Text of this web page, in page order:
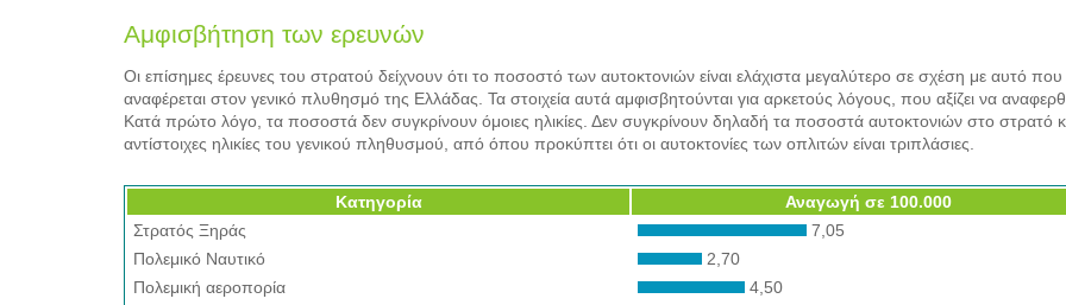
Αμφισβήτηση των ερευνών
Οι επίσημες έρευνες του στρατού δείχνουν ότι το ποσοστό των αυτοκτονιών είναι ελάχιστα μεγαλύτερο σε σχέση με αυτό που
αναφέρεται στον γενικό πλυθησμό της Ελλάδας. Τα στοιχεία αυτά αμφισβητούνται για αρκετούς λόγους, που αξίζει να
Κατά πρώτο λόγο, τα ποσοστά δεν συγκρίνουν όμοιες ηλικίες. Δεν συγκρίνουν δηλαδή τα ποσοστά αυτοκτονιών στο στρατό
αντίστοιχες ηλικίες του γενικού πληθυσμού, από όπου προκύπτει ότι οι αυτοκτονίες των οπλιτών είναι τριπλάσιες.
Κατηγορία
Αναγωγή σε 100.000
Στρατός Ξηράς
7,05
Πολεμικό Ναυτικό
2,70
Πολεμική αεροπορία
4,50